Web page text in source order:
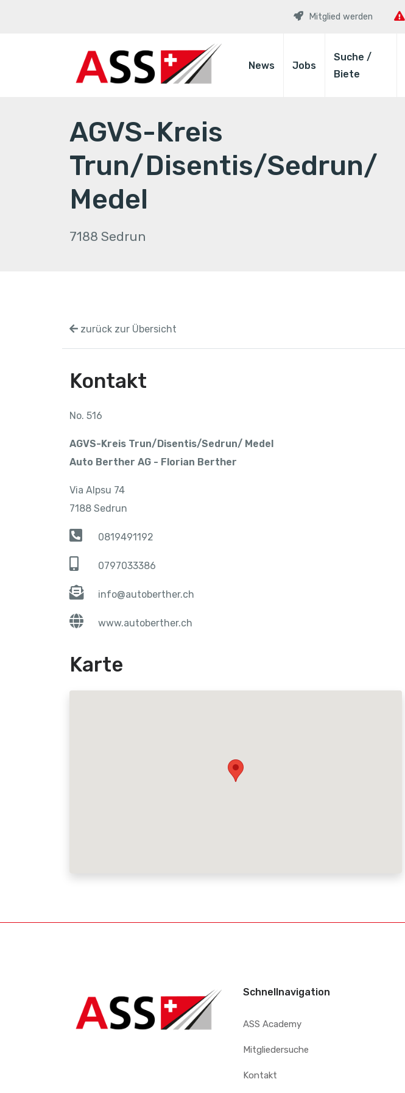
Mitglied werden
News Jobs
Suche /
Biete
AGVS-Kreis
Trun/Disentis/Sedrun/
Medel
7188 Sedrun
zurück zur Übersicht
Kontakt
No. 516
AGVS-Kreis Trun/Disentis/Sedrun/ Medel
Auto Berther AG - Florian Berther
Via Alpsu 74
7188 Sedrun
0819491192
0797033386
info@autoberther.ch
www.autoberther.ch
Karte
Schnellnavigation
ASS Academy
Mitgliedersuche
Kontakt